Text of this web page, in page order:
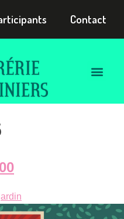
Contact